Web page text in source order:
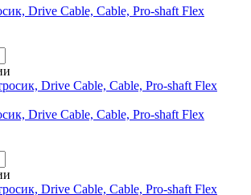
Drive Cable, Cable, Pro-shaft Flex
Drive Cable, Cable, Pro-shaft Flex